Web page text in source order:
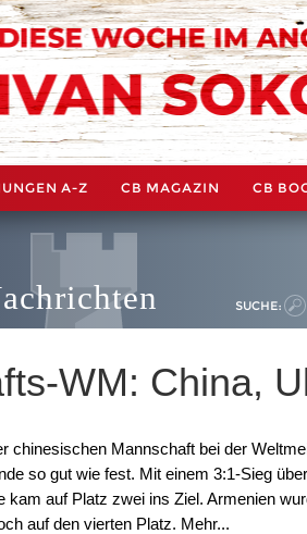
A-Z CB MAGAZIN CB
SUCHE:
WM: China,
chinesischen Mannschaft bei der
so gut wie fest. Mit einem 3:1-Sieg
kam auf Platz zwei ins Ziel. Armenien
auf den vierten Platz. Mehr...